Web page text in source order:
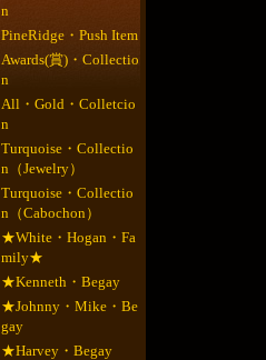
n
PineRidge・Push Item
Awards(賞)・Collectio
n
All・Gold・Colletcio
n
Turquoise・Collectio
n（Jewelry）
Turquoise・Collectio
n（Cabochon）
★White・Hogan・Fa
mily★
★Kenneth・Begay
★Johnny・Mike・Be
gay
★Harvey・Begay